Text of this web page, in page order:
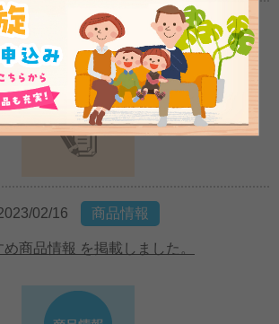
02/16 お知らせ
用情報を掲載しました。
02/16 商品情報
め商品情報 を掲載しました。